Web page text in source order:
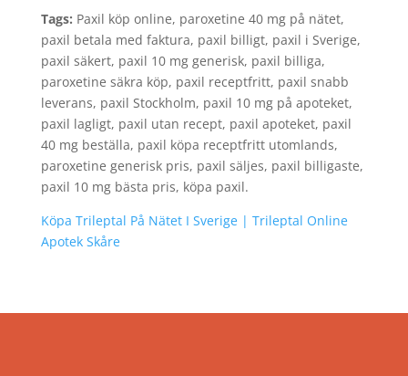
Tags: Paxil köp online, paroxetine 40 mg på nätet,
paxil betala med faktura, paxil billigt, paxil i Sverige,
paxil säkert, paxil 10 mg generisk, paxil billiga,
paroxetine säkra köp, paxil receptfritt, paxil snabb
leverans, paxil Stockholm, paxil 10 mg på apoteket,
paxil lagligt, paxil utan recept, paxil apoteket, paxil
40 mg beställa, paxil köpa receptfritt utomlands,
paroxetine generisk pris, paxil säljes, paxil billigaste,
paxil 10 mg bästa pris, köpa paxil.
Köpa Trileptal På Nätet I Sverige | Trileptal Online
Apotek Skåre